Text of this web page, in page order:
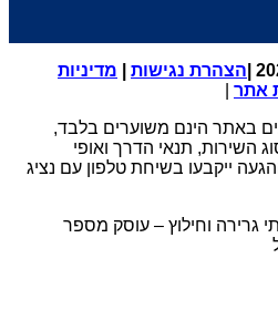
הצהרת נגישות
מדיניות
אתר
באתר הינם משוערים בלבד,
השירות, תנאי הדרך ואופי
ייקבעו בשיחת טלפון עם נציג
גרירה וחילוץ – עוסק מספר